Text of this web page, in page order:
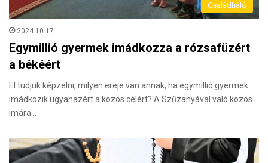
Családháló
2024.10.17.
Egymillió gyermek imádkozza a rózsafüzért
a békéért
El tudjuk képzelni, milyen ereje van annak, ha egymillió gyermek
imádkozik ugyanazért a közös célért? A Szűzanyával való közös
imára…